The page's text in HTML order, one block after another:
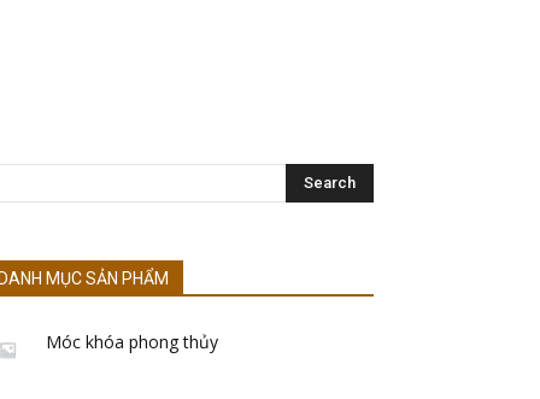
DANH MỤC SẢN PHẨM
Móc khóa phong thủy